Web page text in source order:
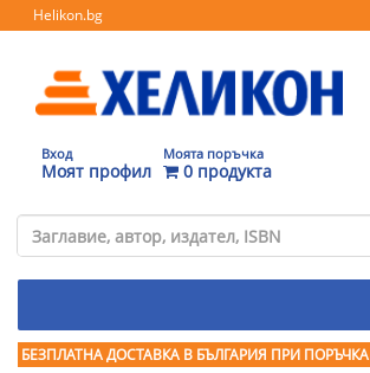
Helikon.bg
Вход
Моят профил
Моята поръчка
0 продукта
БЕЗПЛАТНА ДОСТАВКА В БЪЛГАРИЯ ПРИ ПОРЪЧКА